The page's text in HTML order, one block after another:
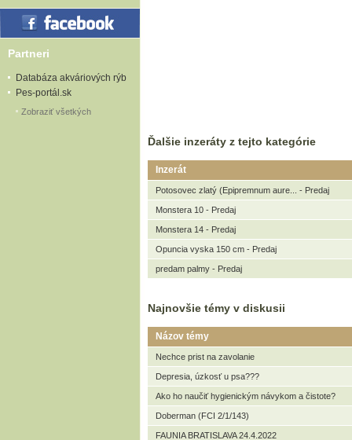
Partneri
Databáza akváriových rýb
Pes-portál.sk
Zobraziť všetkých
Ďalšie inzeráty z tejto kategórie
Inzerát
Potosovec zlatý (Epipremnum aure... - Predaj
Monstera 10 - Predaj
Monstera 14 - Predaj
Opuncia vyska 150 cm - Predaj
predam palmy - Predaj
Najnovšie témy v diskusii
Názov témy
Nechce prist na zavolanie
Depresia, úzkosť u psa???
Ako ho naučiť hygienickým návykom a čistote?
Doberman (FCI 2/1/143)
FAUNIA BRATISLAVA 24.4.2022